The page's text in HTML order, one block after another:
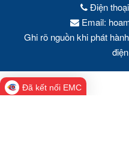
Điện
Email:
Ghi rõ nguồn khi phát
Đã kết nối EMC